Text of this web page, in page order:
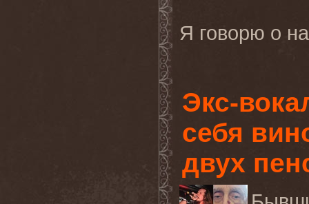
Я говорю о
Экс-
себя
двух